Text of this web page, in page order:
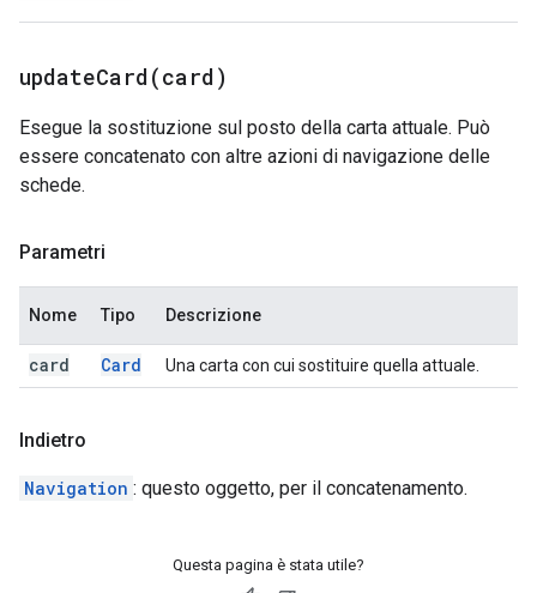
updateCard(card)
Esegue la sostituzione sul posto della carta attuale. Può
essere concatenato con altre azioni di navigazione delle
schede.
Parametri
Nome Tipo Descrizione
card Card Una carta con cui sostituire quella attuale.
Indietro
Navigation : questo oggetto, per il concatenamento.
Questa pagina è stata utile?